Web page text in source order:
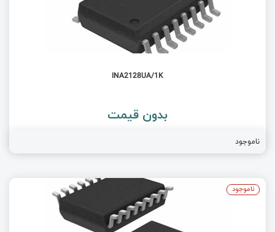
INA2128UA/1K
بدون قیمت
ناموجود
ناموجود